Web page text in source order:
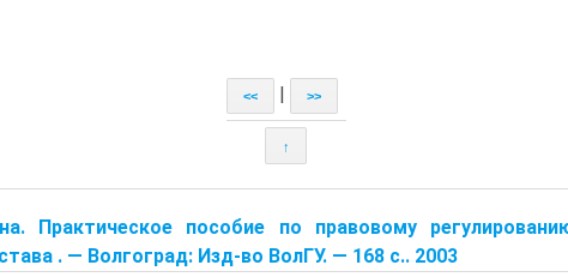
<< >>
↑
Практическое пособие по правовому
. — Волгоград: Изд-во ВолГУ. — 168 с.. 2003